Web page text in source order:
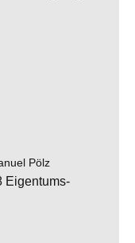
Pölz
Eigentums­